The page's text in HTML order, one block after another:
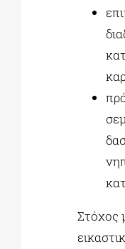
Στόχος